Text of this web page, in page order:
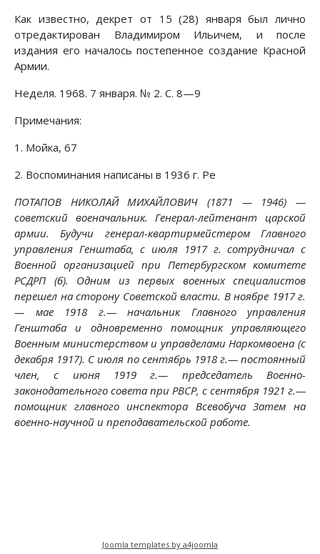
Как известно, декрет от 15 (28) января был лично
отредактирован Владимиром Ильичем, и после
издания его началось постепенное создание Красной
Армии.
Неделя. 1968. 7 января. № 2. С. 8—9
Примечания:
1. Мойка, 67
2. Воспоминания написаны в 1936 г. Ре
ПОТАПОВ НИКОЛАЙ МИХАЙЛОВИЧ (1871 — 1946) —
советский военачальник. Генерал-лейтенант царской
армии. Будучи генерал-квартирмейстером Главного
управления Генштаба, с июля 1917 г. сотрудничал с
Военной организацией при Петербургском комитете
РСДРП (б). Одним из первых военных специалистов
перешел на сторону Советской власти. В ноябре 1917 г.
— мае 1918 г.— начальник Главного управления
Генштаба и одновременно помощник управляющего
Военным министерством и управделами Наркомвоена (с
декабря 1917). С июля по сентябрь 1918 г.— постоянный
член, с июня 1919 г.— председатель Военно-
законодательного совета при РВСР, с сентября 1921 г.—
помощник главного инспектора Всевобуча Затем на
военно-научной и преподавательской работе.
Joomla templates by a4joomla